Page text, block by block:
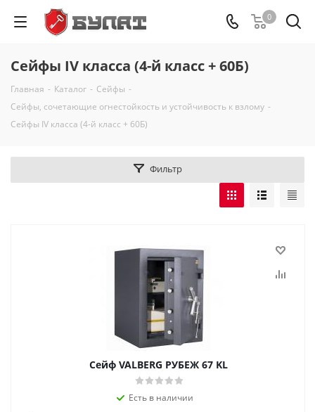
0
Сейфы IV класса (4-й класс + 60Б)
Главная - Каталог - Сейфы -
Сейфы, сочетающие огнестойкость и устойчивость к взлому -
Сейфы IV класса (4-й класс + 60Б)
Фильтр
Сейф VALBERG РУБЕЖ 67 KL
Есть в наличии